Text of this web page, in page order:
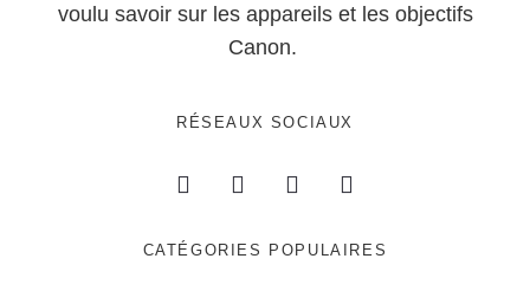
voulu savoir sur les appareils et les objectifs
Canon.
RÉSEAUX SOCIAUX
CATÉGORIES POPULAIRES